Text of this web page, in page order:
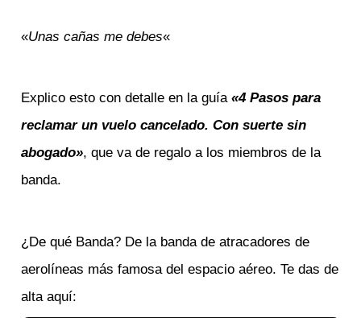
«Unas cañas me debes«
Explico esto con detalle en la guía«4 Pasos para
reclamar un vuelo cancelado. Con suerte sin
abogado», que va de regalo a los miembros de la
banda.
¿De qué Banda? De la banda de atracadores de
aerolíneas más famosa del espacio aéreo. Te das de
alta aquí: